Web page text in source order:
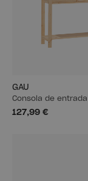
GAU
Consola de entrada
127,99 €